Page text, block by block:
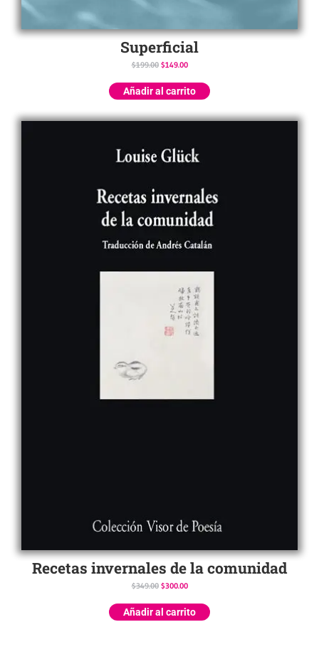
Superficial
$199.00 $149.00
Añadir al carrito
Recetas invernales de la comunidad
$349.00 $300.00
Añadir al carrito